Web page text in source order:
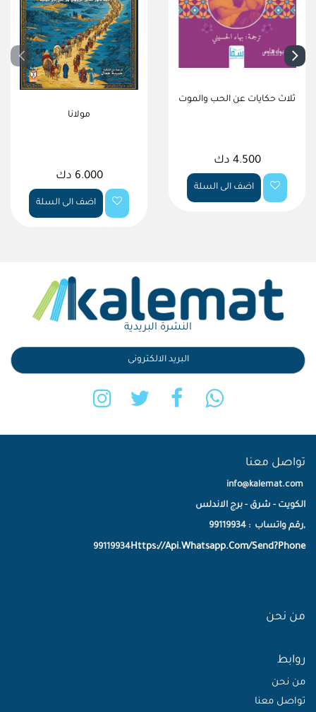
مولانا
6.000 دك
اضف الى السلة
ثلاث حكايات عن الحب والموت
4.500 دك
اضف الى السلة
النشرة البريدية
تواصل معنا
info@kalemat.com
الكويت - شرق - برج الاندلس
,رقم واتساب : 99119934
Https://Api.Whatsapp.Com/Send?Phone
99119934
من نحن
روابط
من نحن
تواصل معنا